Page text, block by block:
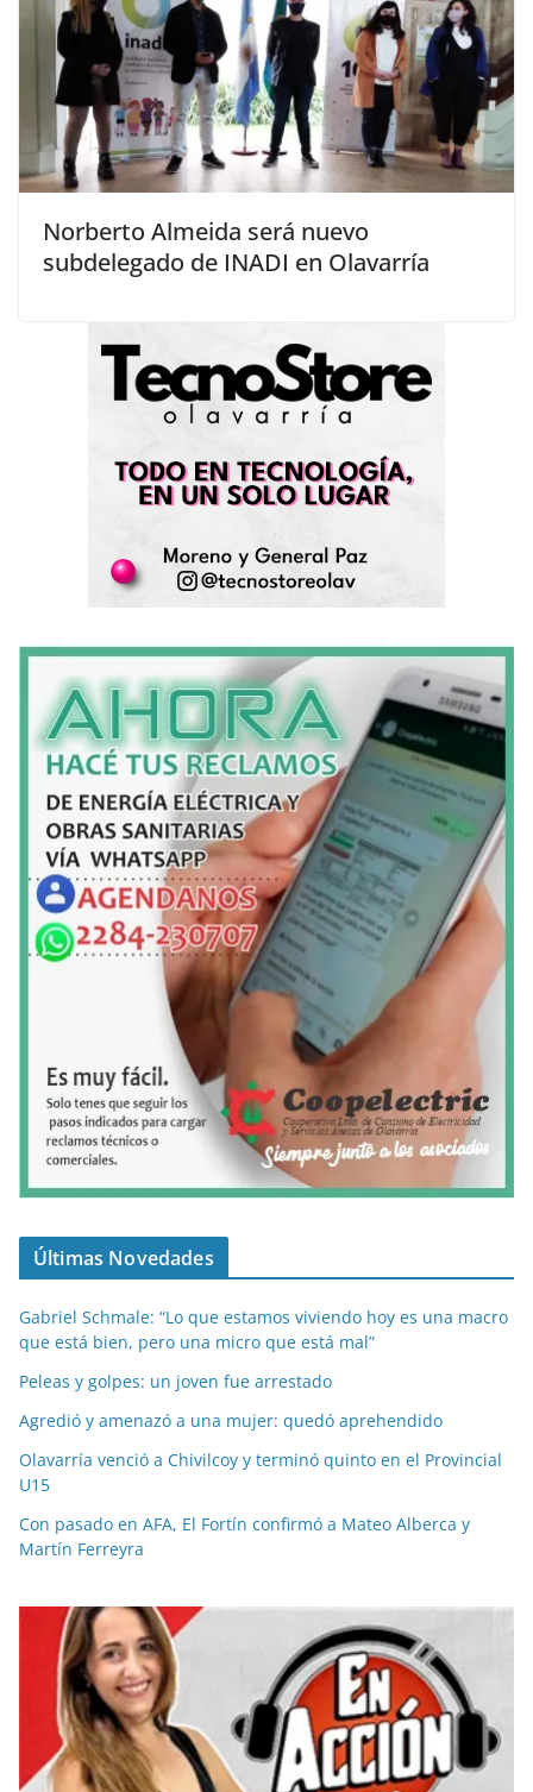
Norberto Almeida será nuevo
subdelegado de INADI en Olavarría
Últimas Novedades
Gabriel Schmale: “Lo que estamos viviendo hoy es una macro
que está bien, pero una micro que está mal”
Peleas y golpes: un joven fue arrestado
Agredió y amenazó a una mujer: quedó aprehendido
Olavarría venció a Chivilcoy y terminó quinto en el Provincial
U15
Con pasado en AFA, El Fortín confirmó a Mateo Alberca y
Martín Ferreyra